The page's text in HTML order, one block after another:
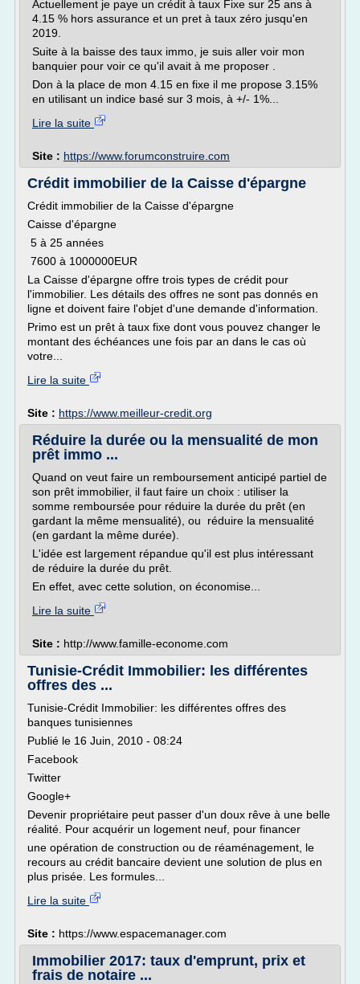
Actuellement je paye un crédit à taux Fixe sur 25 ans à
4.15 % hors assurance et un pret à taux zéro jusqu'en
2019.
Suite à la baisse des taux immo, je suis aller voir mon
banquier pour voir ce qu'il avait à me proposer .
Don à la place de mon 4.15 en fixe il me propose 3.15%
en utilisant un indice basé sur 3 mois, à +/- 1%...
Lire la suite
Site : https://www.forumconstruire.com
Crédit immobilier de la Caisse d'épargne
Crédit immobilier de la Caisse d'épargne
Caisse d'épargne
5 à 25 années
7600 à 1000000EUR
La Caisse d'épargne offre trois types de crédit pour
l'immobilier. Les détails des offres ne sont pas donnés en
ligne et doivent faire l'objet d'une demande d'information.
Primo est un prêt à taux fixe dont vous pouvez changer le
montant des échéances une fois par an dans le cas où
votre...
Lire la suite
Site : https://www.meilleur-credit.org
Réduire la durée ou la mensualité de mon
prêt immo ...
Quand on veut faire un remboursement anticipé partiel de
son prêt immobilier, il faut faire un choix : utiliser la
somme remboursée pour réduire la durée du prêt (en
gardant la même mensualité), ou réduire la mensualité
(en gardant la même durée).
L'idée est largement répandue qu'il est plus intéressant
de réduire la durée du prêt.
En effet, avec cette solution, on économise...
Lire la suite
Site : http://www.famille-econome.com
Tunisie-Crédit Immobilier: les différentes
offres des ...
Tunisie-Crédit Immobilier: les différentes offres des
banques tunisiennes
Publié le 16 Juin, 2010 - 08:24
Facebook
Twitter
Google+
Devenir propriétaire peut passer d'un doux rêve à une belle
réalité. Pour acquérir un logement neuf, pour financer
une opération de construction ou de réaménagement, le
recours au crédit bancaire devient une solution de plus en
plus prisée. Les formules...
Lire la suite
Site : https://www.espacemanager.com
Immobilier 2017: taux d'emprunt, prix et
frais de notaire ...